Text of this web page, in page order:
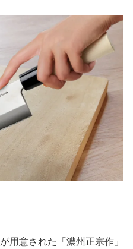
用意された「濃州正宗作」